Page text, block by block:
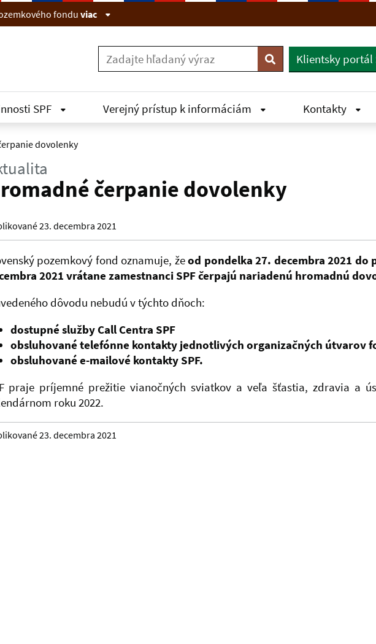
fondu viac
Vyhľadávanie
Klientsky portál
SPF Verejný prístup k informáciám Kontakty
dovolenky
čerpanie dovolenky
23. decembra 2021
pozemkový fond oznamuje, žeod pondelka 27. decembra 2021 do
2021 vrátane zamestnanci SPF čerpajú nariadenú hromadnú
dôvodu nebudú v týchto dňoch:
dostupné služby Call Centra SPF
obsluhované telefónne kontakty jednotlivých organizačných útvarov
obsluhované e-mailové kontakty SPF.
praje príjemné prežitie vianočných sviatkov a veľa šťastia, zdravia a
roku 2022.
23. decembra 2021